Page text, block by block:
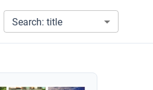
Search: title